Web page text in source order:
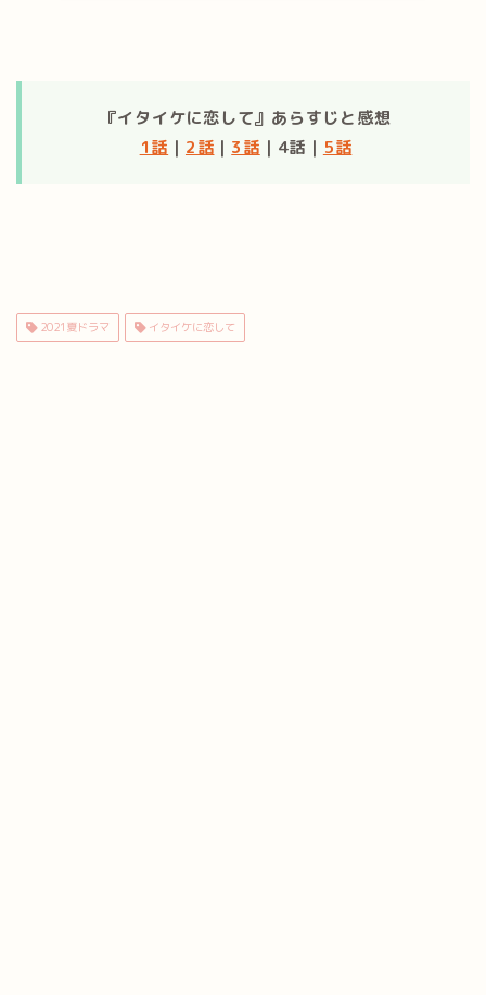
『イタイケに恋して』あらすじと感想
1話 ｜ 2話 ｜ 3話 ｜4話｜ 5話
2021夏ドラマ イタイケに恋して